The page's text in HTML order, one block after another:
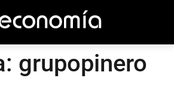
grupopinero